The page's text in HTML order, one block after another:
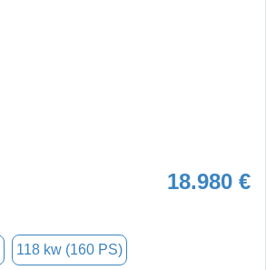
18.980 €
118 kw (160 PS)